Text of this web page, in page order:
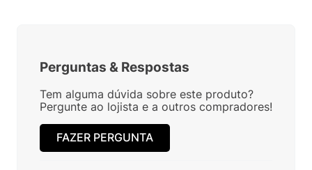
Perguntas & Respostas
Tem alguma dúvida sobre este produto?
Pergunte ao lojista e a outros compradores!
FAZER PERGUNTA